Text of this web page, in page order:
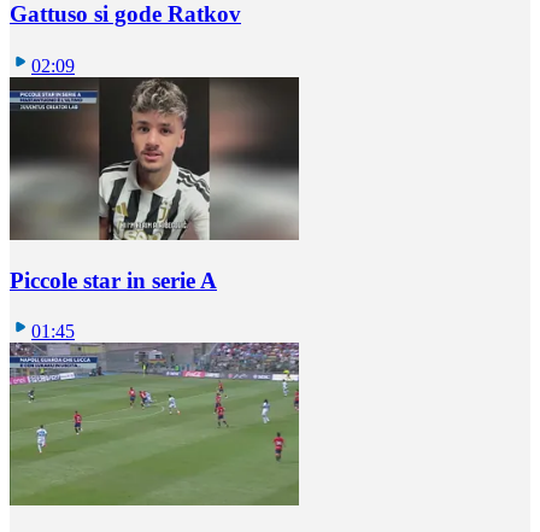
Gattuso si gode Ratkov
02:09
Piccole star in serie A
01:45